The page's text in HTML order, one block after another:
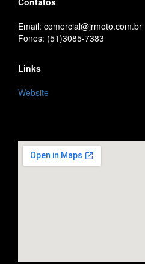
Email: comercial@jrmoto.com.br
Fones: (51)3085-7383
Links
Website